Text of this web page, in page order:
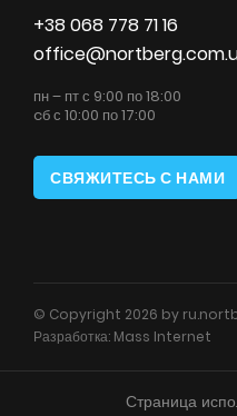
+38 068 778 71 16
пн – пт с 9:00 по 18:00
cб с 10:00 по 17:00
СВЯЖИТЕСЬ С НАМИ
© Copyright 2026 by
Разработка: Mass Internet
Страница